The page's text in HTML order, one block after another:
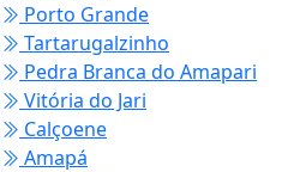
Porto Grande
Tartarugalzinho
Pedra Branca do Amapari
Vitória do Jari
Calçoene
Amapá